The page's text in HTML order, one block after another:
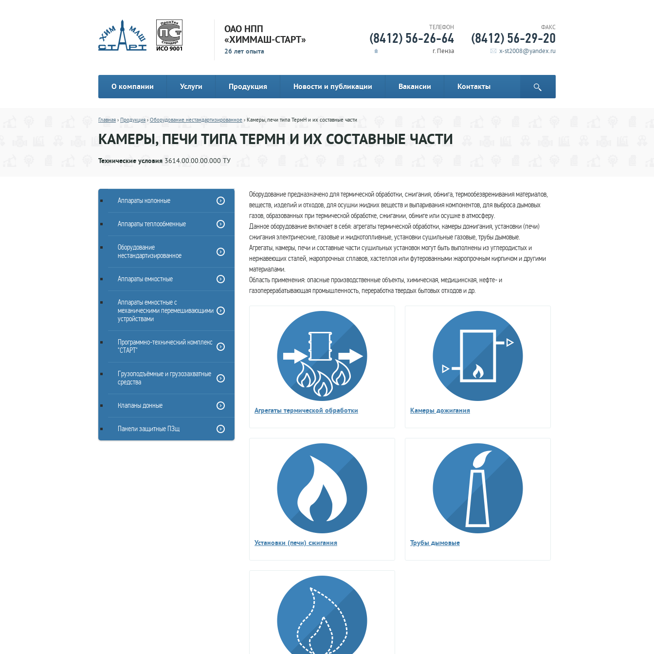
ОАО НПП
«ХИММАШ-СТАРТ»
26 лет опыта
ФАКС
(8412) 56-29-20
x-st2008@yandex.ru
ТЕЛЕФОН
(8412) 56-26-64
г. Пенза
О компании Услуги Продукция Новости и публикации Вакансии Контакты
Главная › Продукция › Оборудование нестандартизированное › Камеры, печи типа ТермН и их составные части
КАМЕРЫ, ПЕЧИ ТИПА ТЕРМН И ИХ СОСТАВНЫЕ ЧАСТИ
Технические условия 3614.00.00.00.000 ТУ
Аппараты колонные
Аппараты теплообменные
Оборудование
нестандартизированное
Аппараты емкостные
Аппараты емкостные с
механическими перемешивающими
устройствами
Программно-технический комплекс
"СТАРТ"
Грузоподъёмные и грузозахватные
средства
Клапаны донные
Панели защитные ПЗщ
Оборудование предназначено для термической обработки, сжигания, обжига, термообезвреживания материалов,
веществ, изделий и отходов, для осушки жидких веществ и выпаривания компонентов, для выброса дымовых
газов, образованных при термической обработке, сжигании, обжиге или осушке в атмосферу.
Данное оборудование включает в себя: агрегаты термической обработки, камеры дожигания, установки (печи)
сжигания электрические, газовые и жидкотопливные, установки сушильные газовые, трубы дымовые.
Агрегаты, камеры, печи и составные части сушильных установок могут быть выполнены из углеродистых и
нержавеющих сталей, жаропрочных сплавов, хастеллоя или футерованными жаропрочным кирпичом и другими
материалами.
Область применения: опасные производственные объекты, химическая, медицинская, нефте- и
газоперерабатывающая промышленность, переработка твердых бытовых отходов и др.
Агрегаты термической обработки Камеры дожигания
Установки (печи) сжигания Трубы дымовые